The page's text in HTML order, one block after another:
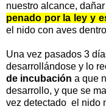
nuestro alcance,
penado por la ley y
el nido con aves
Una vez pasados 3
desarrollándose y lo
de incubación a que
desarrollo, y que se
vez detectado el nido